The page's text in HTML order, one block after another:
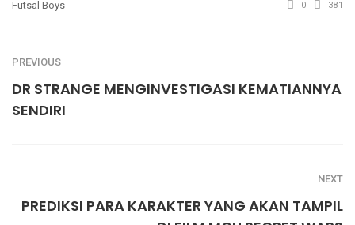
Futsal Boys 0 381
PREVIOUS
DR STRANGE MENGINVESTIGASI KEMATIANNYA
SENDIRI
NEXT
PREDIKSI PARA KARAKTER YANG AKAN TAMPIL